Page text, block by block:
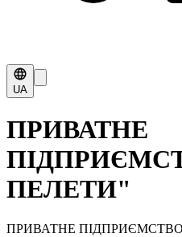
UA
ПРИВАТНЕ
ПЕЛЕТИ"
ПРИВАТНЕ ПІДПРИЄМСТВО